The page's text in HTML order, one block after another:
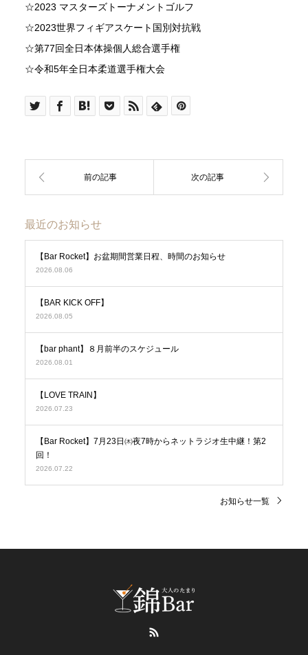
☆2023 マスターズトーナメントゴルフ
☆2023世界フィギアスケート国別対抗戦
☆第77回全日本体操個人総合選手権
☆令和5年全日本柔道選手権大会
最近のお知らせ
【Bar Rocket】お盆期間営業日程、時間のお知らせ
2026.08.06
【BAR KICK OFF】
2026.08.05
【bar phant】８月前半のスケジュール
2026.08.01
【LOVE TRAIN】
2026.07.23
【Bar Rocket】7月23日㈭夜7時からネットラジオ生中継！第2
回！
2026.07.22
お知らせ一覧